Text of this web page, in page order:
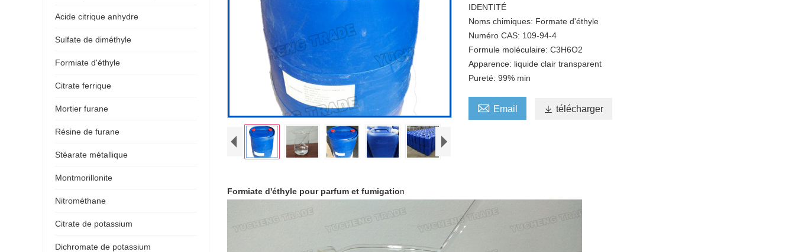
IDENTITÉ
Noms chimiques: Formate d'éthyle
Numéro CAS: 109-94-4
Formule moléculaire: C3H6O2
Apparence: liquide clair transparent
Pureté: 99% min
 Email  télécharger
Formiate d'éthyle pour parfum et fumigation
Acide citrique anhydre
Sulfate de diméthyle
Formiate d'éthyle
Citrate ferrique
Mortier furane
Résine de furane
Stéarate métallique
Montmorillonite
Nitrométhane
Citrate de potassium
Dichromate de potassium